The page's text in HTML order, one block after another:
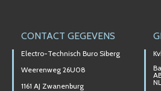
CONTACT GEGEVENS
Electro-Technisch Buro Siberg
Weerenweg 26U08
1161 AJ Zwanenburg